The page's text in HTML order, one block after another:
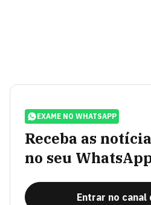
EXAME NO WHATSAPP
Receba as
no seu
Entrar no canal